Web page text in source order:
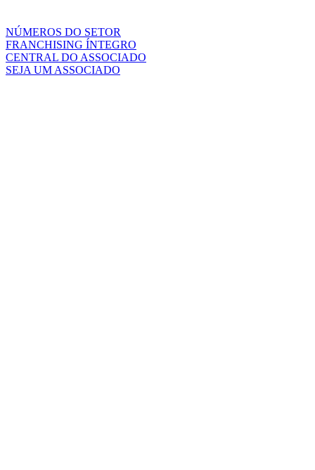
NÚMEROS DO SETOR
FRANCHISING ÍNTEGRO
CENTRAL DO ASSOCIADO
SEJA UM ASSOCIADO